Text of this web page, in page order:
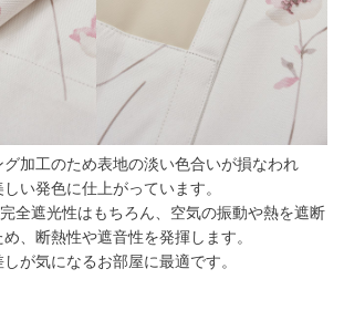
加工のため表地の淡い色合いが損なわれ
い発色に仕上がっています。
全遮光性はもちろん、空気の振動や熱を遮断
、断熱性や遮音性を発揮します。
が気になるお部屋に最適です。